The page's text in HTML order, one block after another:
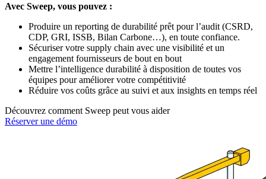
Avec Sweep, vous pouvez :
Produire un reporting de durabilité prêt pour l’audit (CSRD,
CDP, GRI, ISSB, Bilan Carbone…), en toute confiance.
Sécuriser votre supply chain avec une visibilité et un
engagement fournisseurs de bout en bout
Mettre l’intelligence durabilité à disposition de toutes vos
équipes pour améliorer votre compétitivité
Réduire vos coûts grâce au suivi et aux insights en temps réel
Découvrez comment Sweep peut vous aider
Réserver une démo